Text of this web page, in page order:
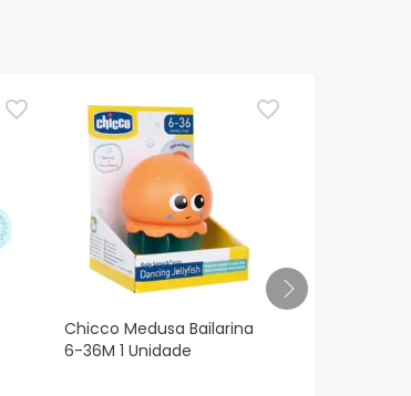
voltes mais tarde para veres as
nossos termos e condições
Chicco Medusa Bailarina
6-36M 1 Unidade